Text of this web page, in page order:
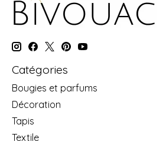
Catégories
Bougies et parfums
Décoration
Tapis
Textile